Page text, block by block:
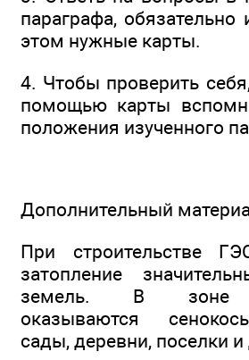
параграфа, обязательно
этом нужные карты.
4. Чтобы проверить
помощью карты
положения изученного
Дополнительный
При строительстве
затопление
земель. В зоне
оказываются
сады, деревни, поселки